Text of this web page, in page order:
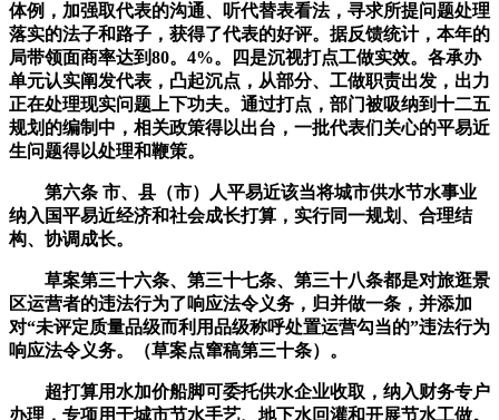
体例，加强取代表的沟通、听代替表看法，寻求所提问题处理
落实的法子和路子，获得了代表的好评。据反馈统计，本年的
局带领面商率达到80。4%。四是沉视打点工做实效。各承办
单元认实阐发代表，凸起沉点，从部分、工做职责出发，出力
正在处理现实问题上下功夫。通过打点，部门被吸纳到十二五
规划的编制中，相关政策得以出台，一批代表们关心的平易近
生问题得以处理和鞭策。
第六条 市、县（市）人平易近该当将城市供水节水事业
纳入国平易近经济和社会成长打算，实行同一规划、合理结
构、协调成长。
草案第三十六条、第三十七条、第三十八条都是对旅逛景
区运营者的违法行为了响应法令义务，归并做一条，并添加
对“未评定质量品级而利用品级称呼处置运营勾当的”违法行为
响应法令义务。（草案点窜稿第三十条）。
超打算用水加价船脚可委托供水企业收取，纳入财务专户
办理，专项用于城市节水手艺、地下水回灌和开展节水工做。